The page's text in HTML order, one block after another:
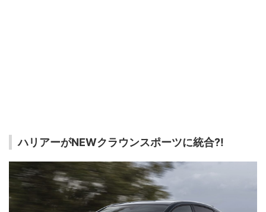
ハリアーがNEWクラウンスポーツに統合?!